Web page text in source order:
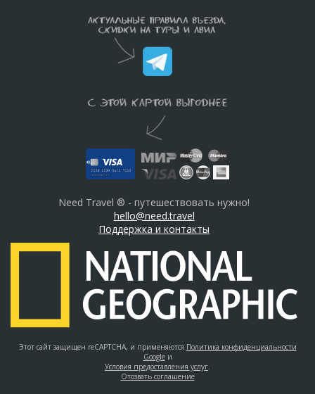
Need Travel ® - путешествовать нужно!
hello@need.travel
Поддержка и контакты
Этот сайт защищен reCAPTCHA, и применяются Политика конфиденциальности
Googleи
Условия предоставления услуг.
Отозвать соглашение